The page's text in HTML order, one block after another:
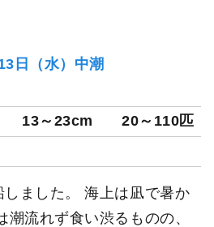
日（水）中潮
13～23cm 20～110匹
しました。 海上は凪で暑か
潮流れず食い渋るものの、